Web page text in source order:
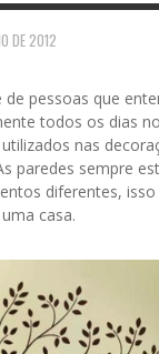
DE 2012
de pessoas que
todos os dias
nas
paredes sempre
diferentes,
casa.